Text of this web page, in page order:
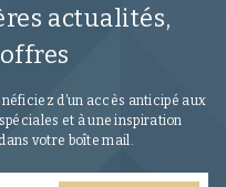
actualités,
d’un accès anticipé aux
et à une inspiration
votre boîte mail.